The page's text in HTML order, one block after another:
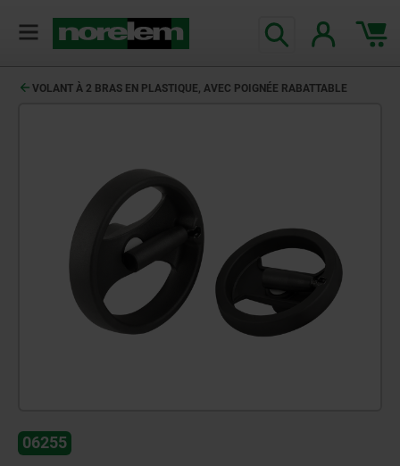
VOLANT À 2 BRAS EN PLASTIQUE, AVEC POIGNÉE RABATTABLE
06255